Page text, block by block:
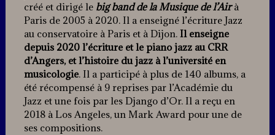
créé et dirigé le big band de la Musique de l’Airà
Paris de 2005 à 2020. Il a enseigné l’écriture Jazz
au conservatoire à Paris et à Dijon. Il enseigne
depuis 2020 l’écriture et le piano jazz au CRR
d’Angers, et l’histoire du jazz à l’université en
musicologie. Il a participé à plus de 140 albums, a
été récompensé à 9 reprises par l’Académie du
Jazz et une fois par les Django d’Or. Il a reçu en
2018 à Los Angeles, un Mark Award pour une de
ses compositions.